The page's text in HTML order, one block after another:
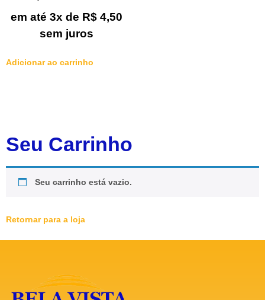
em até 3x de R$4,50
sem juros
Adicionar ao carrinho
Seu Carrinho
Seu carrinho está vazio.
Retornar para a loja